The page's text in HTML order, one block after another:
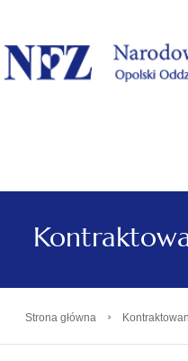
.
Strona główna ›